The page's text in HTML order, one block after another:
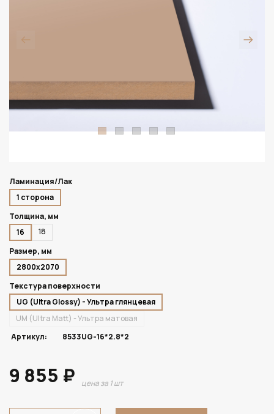
Ламинация/Лак
1 сторона
Толщина, мм
16
18
Размер, мм
2800х2070
Текстура поверхности
UG (Ultra Glossy) - Ультра глянцевая
UM (Ultra Matt) - Ультра матовая
Артикул:
8533UG-16*2.8*2
9 855 ₽ цена за 1 шт